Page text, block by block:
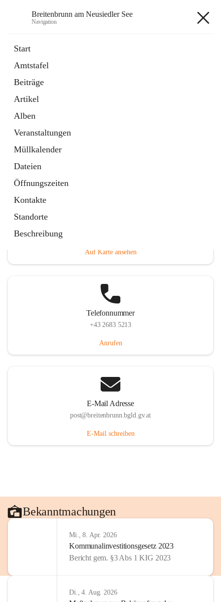
Breitenbrunn am Neusiedler See
Navigation
Start
Amtstafel
Beiträge
Artikel
Alben
Veranstaltungen
Müllkalender
Dateien
Öffnungszeiten
Kontakte
Standorte
Beschreibung
18 Schnellzugriffe
Gemeindeservice
Auf Karte ansehen
Telefonnummer
+43 2683 5213
Anrufen
E-Mail Adresse
post@breitenbrunn.bgld.gv.at
E-Mail schreiben
Bekanntmachungen
Mi., 8. Apr. 2026
Kommunalinvestitionsgesetz 2023
Bericht gem. §3 Abs 1 KIG 2023
Di., 4. Aug. 2026